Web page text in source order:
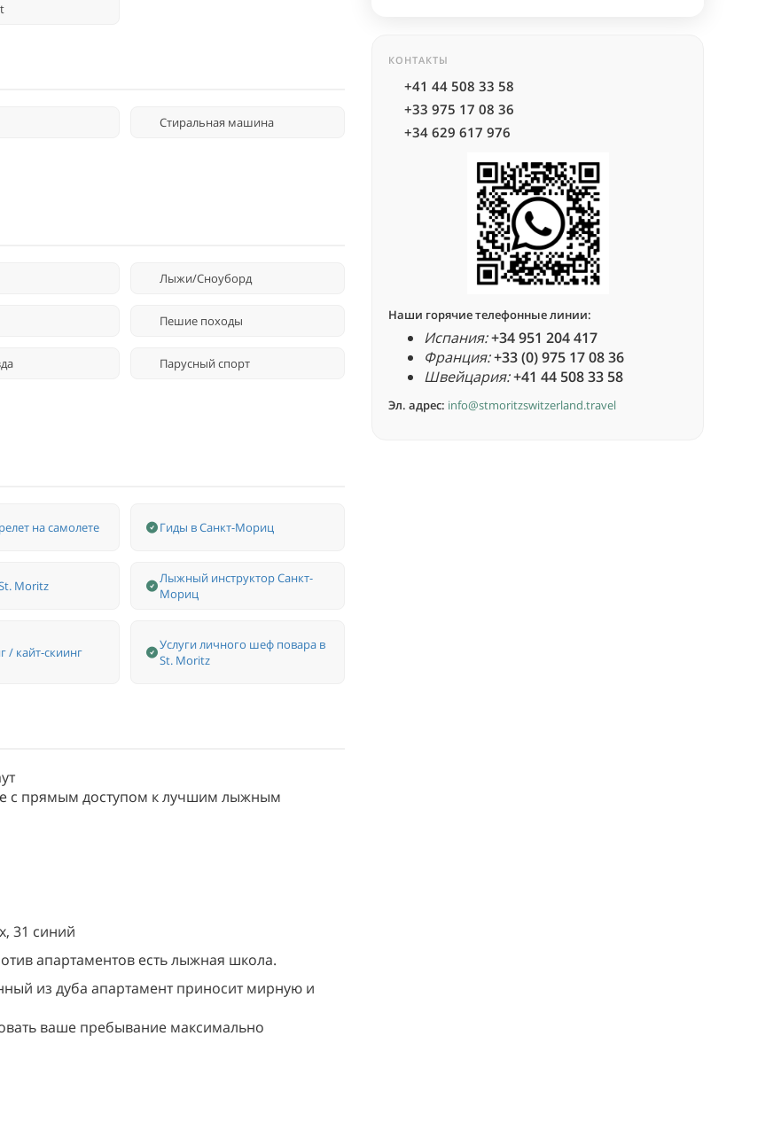
Стиральная машина
Лыжи/Сноуборд
Пешие походы
Парусный спорт
на самолете Гиды в Санкт-Мориц
Moritz
Лыжный инструктор Санкт-
Мориц
/ кайт-скиинг
Услуги личного шеф повара в
St. Moritz
с прямым доступом к лучшим лыжным
31 синий
апартаментов есть лыжная школа.
из дуба апартамент приносит мирную и
ваше пребывание максимально
КОНТАКТЫ
+41 44 508 33 58
+33 975 17 08 36
+34 629 617 976
Наши горячие телефонные линии:
Испания:+34 951 204 417
Франция:+33 (0) 975 17 08 36
Швейцария:+41 44 508 33 58
Эл. адрес: info@stmoritzswitzerland.travel